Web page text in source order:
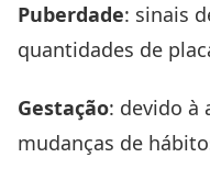
Puberdade: sinais
quantidades de
Gestação: devido à
mudanças de